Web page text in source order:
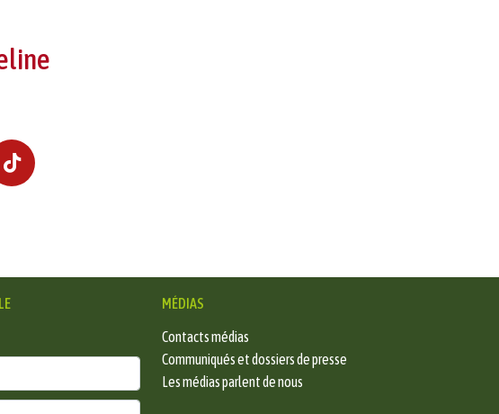
MÉDIAS
Contacts médias
Communiqués et dossiers de presse
Les médias parlent de nous